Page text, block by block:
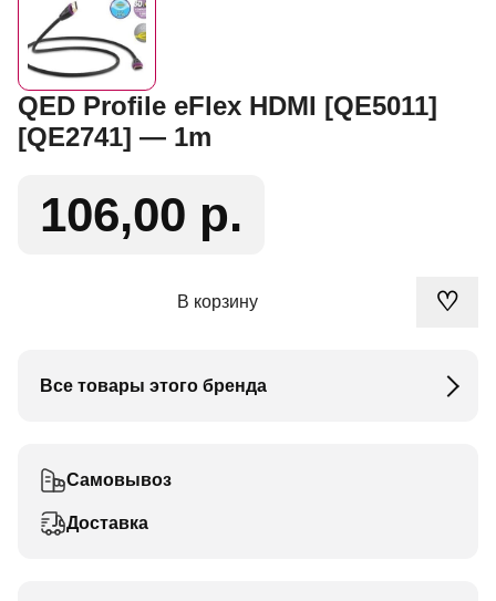
QED Profile eFlex HDMI [QE5011]
[QE2741] — 1m
106,00 р.
В корзину ♡
Все товары этого бренда
Самовывоз
Доставка